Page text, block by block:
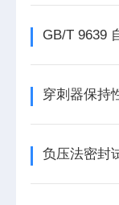
穿刺器保持
负压法密封